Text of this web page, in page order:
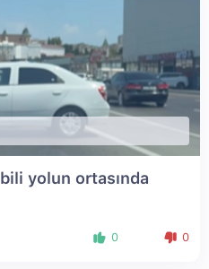
yolun ortasında
0 0